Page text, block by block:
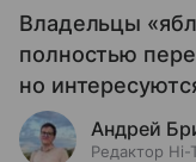
Владельцы
полностью
но
Андрей
Редактор Hi-